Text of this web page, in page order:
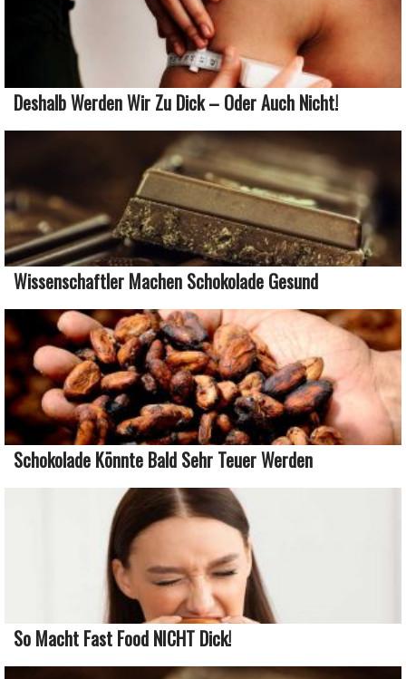
Deshalb Werden Wir Zu Dick – Oder Auch Nicht!
Wissenschaftler Machen Schokolade Gesund
Schokolade Könnte Bald Sehr Teuer Werden
So Macht Fast Food NICHT Dick!